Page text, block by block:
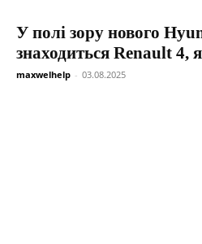
У полі зору нового
знаходиться Renault 4,
maxwelhelp - 03.08.2025